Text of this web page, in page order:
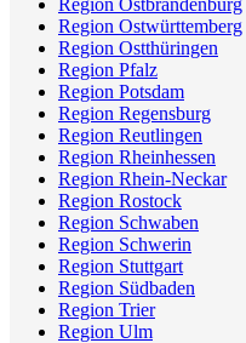
Region Ostbrandenburg
Region Ostwürttemberg
Region Ostthüringen
Region Pfalz
Region Potsdam
Region Regensburg
Region Reutlingen
Region Rheinhessen
Region Rhein-Neckar
Region Rostock
Region Schwaben
Region Schwerin
Region Stuttgart
Region Südbaden
Region Trier
Region Ulm